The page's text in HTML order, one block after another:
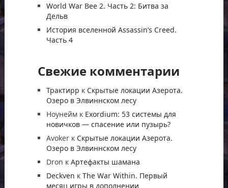
World War Bee 2. Часть 2: Битва за
Дельв
История вселенной Assassin’s Creed.
Часть 4
Свежие комментарии
Трактирр к Скрытые локации Азерота.
Озеро в Элвиннском лесу
Ноунеймк Exordium: 53 системы для
новичков — спасение или пузырь?
Avokerк Скрытые локации Азерота.
Озеро в Элвиннском лесу
Dron к Артефакты шамана
Deckven к The War Within. Первый
месяц игры в дополнении